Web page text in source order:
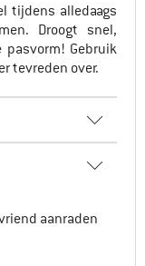
tijdens alledaags
Droogt snel,
Gebruik
tevreden over.
aanraden